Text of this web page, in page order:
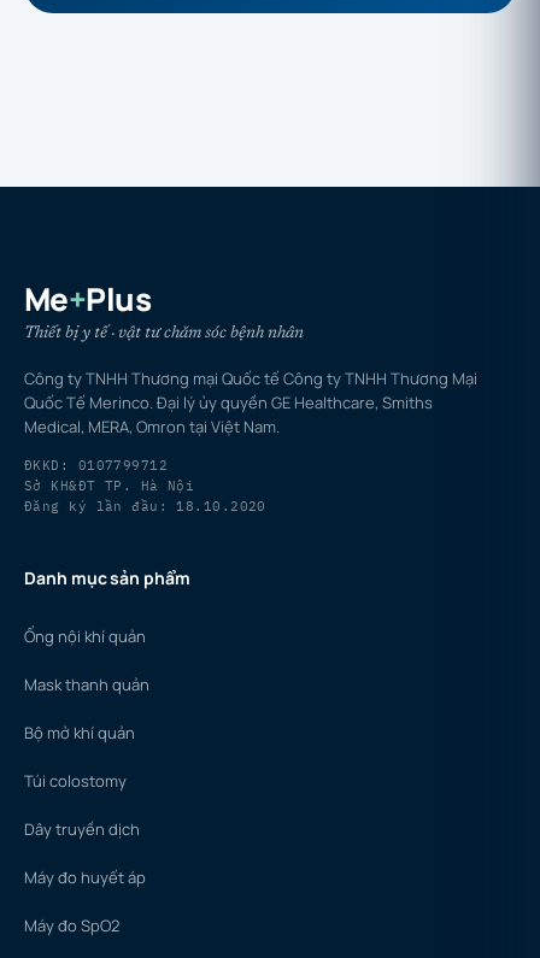
Me+Plus
Thiết bị y tế · vật tư chăm sóc bệnh nhân
Công ty TNHH Thương mại Quốc tế Công ty TNHH Thương Mại
Quốc Tế Merinco. Đại lý ủy quyền GE Healthcare, Smiths
Medical, MERA, Omron tại Việt Nam.
ĐKKD: 0107799712
Sở KH&ĐT TP. Hà Nội
Đăng ký lần đầu: 18.10.2020
Danh mục sản phẩm
Ống nội khí quản
Mask thanh quản
Bộ mở khí quản
Túi colostomy
Dây truyền dịch
Máy đo huyết áp
Máy đo SpO2